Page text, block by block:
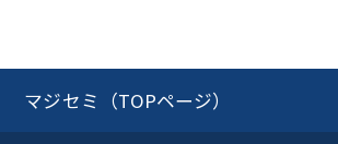
マジセミ（TOPページ）